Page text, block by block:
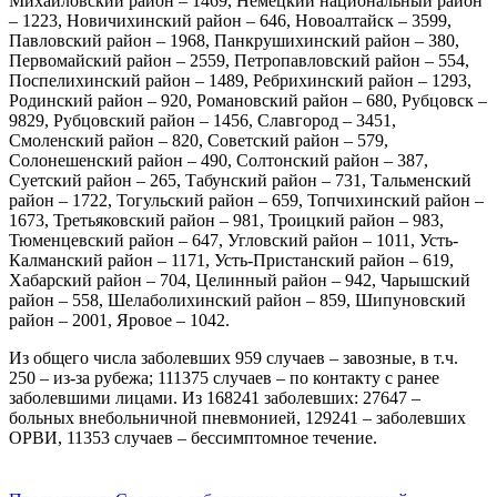
– 1223, Новичихинский район – 646, Новоалтайск – 3599,
Павловский район – 1968, Панкрушихинский район – 380,
Первомайский район – 2559, Петропавловский район – 554,
Поспелихинский район – 1489, Ребрихинский район – 1293,
Родинский район – 920, Романовский район – 680, Рубцовск –
9829, Рубцовский район – 1456, Славгород – 3451,
Смоленский район – 820, Советский район – 579,
Солонешенский район – 490, Солтонский район – 387,
Суетский район – 265, Табунский район – 731, Тальменский
район – 1722, Тогульский район – 659, Топчихинский район –
1673, Третьяковский район – 981, Троицкий район – 983,
Тюменцевский район – 647, Угловский район – 1011, Усть-
Калманский район – 1171, Усть-Пристанский район – 619,
Хабарский район – 704, Целинный район – 942, Чарышский
район – 558, Шелаболихинский район – 859, Шипуновский
район – 2001, Яровое – 1042.
Из общего числа заболевших 959 случаев – завозные, в т.ч.
250 – из-за рубежа; 111375 случаев – по контакту с ранее
заболевшими лицами. Из 168241 заболевших: 27647 –
больных внебольничной пневмонией, 129241 – заболевших
ОРВИ, 11353 случаев – бессимптомное течение.